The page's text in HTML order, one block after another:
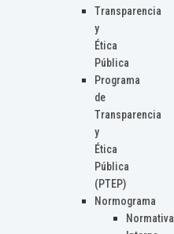
Transparencia
y
Ética
Pública
Programa
de
Transparencia
y
Ética
Pública
(PTEP)
Normograma
Normativa